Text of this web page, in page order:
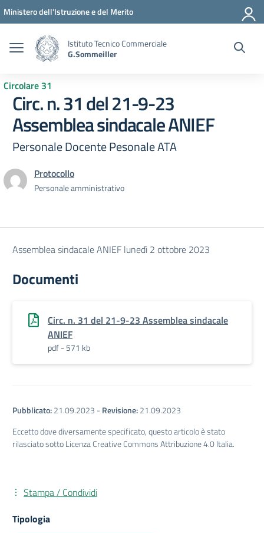
Vai ai contenuti
Vai al menu di navigazione
Vai al footer
Ministero dell'Istruzione e del Merito
Istituto Tecnico Commerciale
G.Sommeiller
Circolare 31
Circ. n. 31 del 21-9-23
Assemblea sindacale ANIEF
Personale Docente Pesonale ATA
Protocollo
Personale amministrativo
Assemblea sindacale ANIEF lunedì 2 ottobre 2023
Documenti
Circ. n. 31 del 21-9-23 Assemblea sindacale
ANIEF
pdf - 571 kb
Pubblicato:21.09.2023 -Revisione:21.09.2023
Eccetto dove diversamente specificato, questo articolo è stato
rilasciato sotto Licenza Creative Commons Attribuzione 4.0 Italia.
Stampa / Condividi
Tipologia